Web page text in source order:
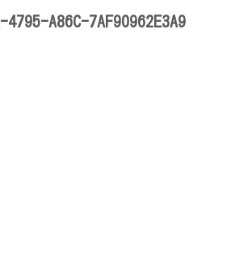
4795-A86C-7AF90962E3A9